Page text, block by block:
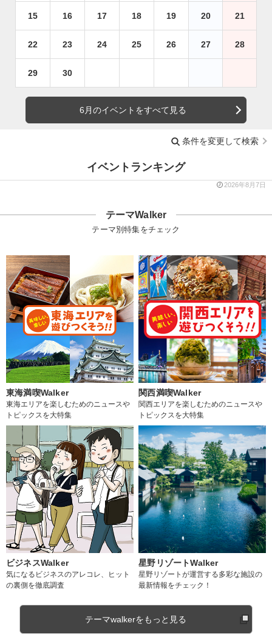
15 16 17 18 19 20 21
22 23 24 25 26 27 28
29 30
6月のイベントをすべて見る
条件を変更して検索
イベントランキング
2026年8月7日
テーマWalker
テーマ別特集をチェック
東海満喫Walker
東海エリアを楽しむためのニュースや
トピックスを大特集
関西満喫Walker
関西エリアを楽しむためのニュースや
トピックスを大特集
ビジネスWalker
気になるビジネスのアレコレ、ヒット
の裏側を徹底調査
星野リゾートWalker
星野リゾートが運営する多彩な施設の
最新情報をチェック！
テーマwalkerをもっと見る